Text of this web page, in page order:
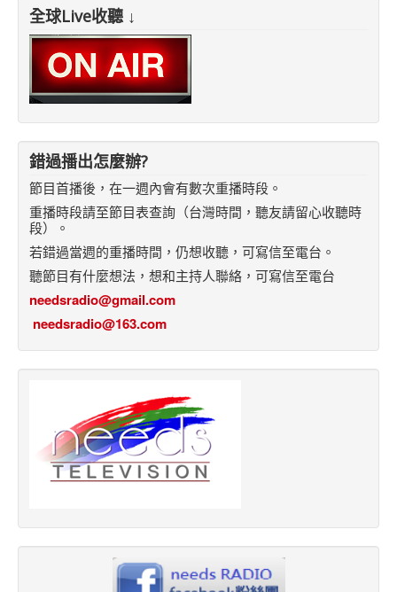
全球Live收聽 ↓
錯過播出怎麼辦?
節目首播後，在一週內會有數次重播時段。
重播時段請至節目表查詢（台灣時間，聽友請留心收聽時
段）。
若錯過當週的重播時間，仍想收聽，可寫信至電台。
聽節目有什麼想法，想和主持人聯絡，可寫信至電台
needsradio@gmail.com
needsradio@163.com